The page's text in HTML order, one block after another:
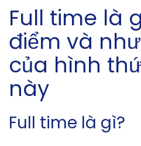
Full time là
điểm và
của hình
này
Full time là gì?